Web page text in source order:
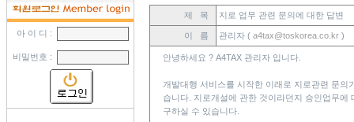
아 이 디 :
비밀번호 :
제 목 지로 업무 관련 문의에 대한 답변
이 름 관리자 (a4tax@toskorea.co.kr )
안녕하세요 ? A4TAX 관리자 입니다.
개발대행 서비스를 시작한 이래로 지로관련 문
습니다. 지로개설에 관한 것이라던지 승인업무
구하실 수 있습니다.